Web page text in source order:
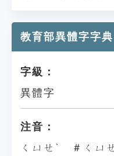
教育部異體字字典
字級：
異體字
注音：
ㄑㄩㄝˋ ＃ㄑㄩ